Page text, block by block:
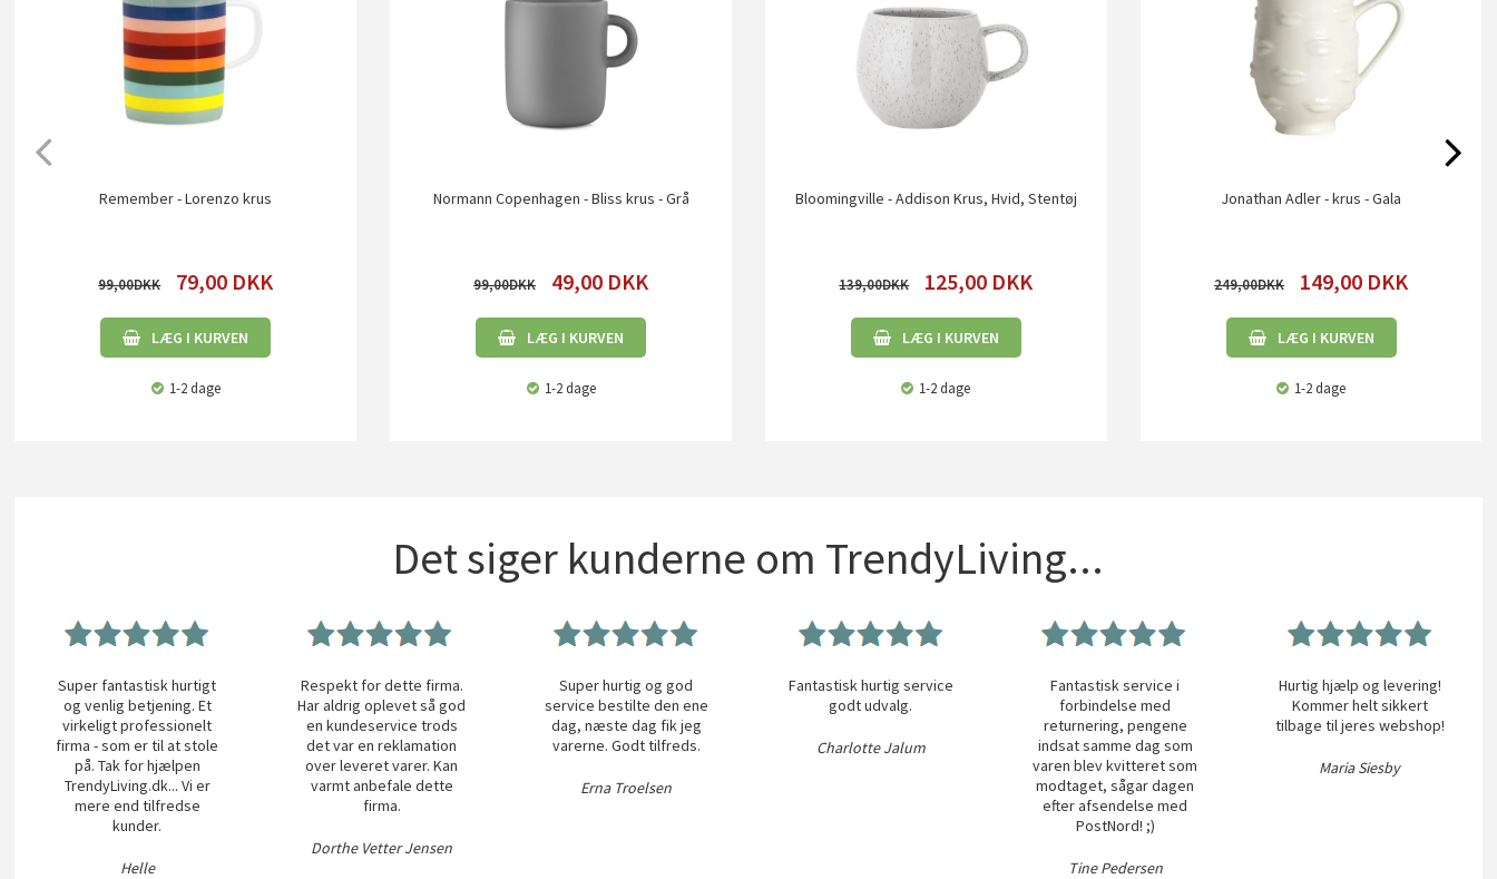
Remember - Lorenzo krus
99,00 79,00 DKK
LÆG I KURVEN
1-2 dage
Normann Copenhagen - Bliss krus - Grå
99,00 49,00 DKK
LÆG I KURVEN
1-2 dage
Bloomingville - Addison Krus, Hvid, Stentøj
139,00 125,00 DKK
LÆG I KURVEN
1-2 dage
Jonathan Adler - krus - Gala
249,00 149,00 DKK
LÆG I KURVEN
1-2 dage
Det siger kunderne om TrendyLiving...
Super fantastisk hurtigt
og venlig betjening. Et
virkeligt professionelt
firma - som er til at stole
på. Tak for hjælpen
TrendyLiving.dk... Vi er
mere end tilfredse
kunder.
Helle
Respekt for dette firma.
Har aldrig oplevet så god
en kundeservice trods
det var en reklamation
over leveret varer. Kan
varmt anbefale dette
firma.
Dorthe Vetter Jensen
Super hurtig og god
service bestilte den ene
dag, næste dag fik jeg
varerne. Godt tilfreds.
Erna Troelsen
Fantastisk hurtig service
godt udvalg.
Charlotte Jalum
Fantastisk service i
forbindelse med
returnering, pengene
indsat samme dag som
varen blev kvitteret som
modtaget, sågar dagen
efter afsendelse med
PostNord! ;)
Tine Pedersen
Hurtig hjælp og levering!
Kommer helt sikkert
tilbage til jeres webshop!
Maria Siesby